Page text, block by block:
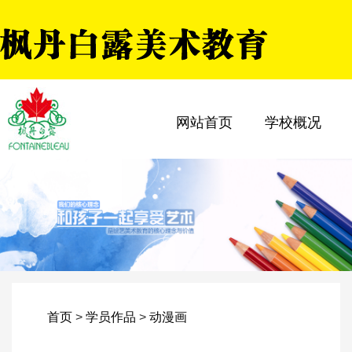
网站首页 学校概况
首页 > 学员作品 > 动漫画